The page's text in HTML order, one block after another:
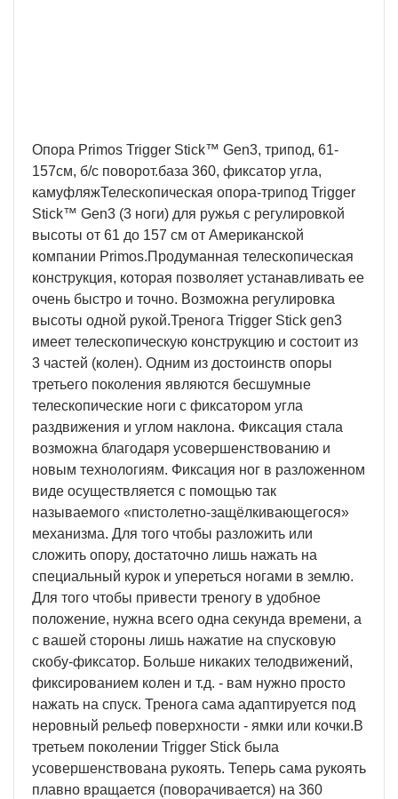
Опора Primos Trigger Stick™ Gen3, трипод, 61-
157см, б/с поворот.база 360, фиксатор угла,
камуфляжТелескопическая опора-трипод Trigger
Stick™ Gen3 (3 ноги) для ружья с регулировкой
высоты от 61 до 157 см от Американской
компании Primos.Продуманная телескопическая
конструкция, которая позволяет устанавливать ее
очень быстро и точно. Возможна регулировка
высоты одной рукой.Тренога Trigger Stick gen3
имеет телескопическую конструкцию и состоит из
3 частей (колен). Одним из достоинств опоры
третьего поколения являются бесшумные
телескопические ноги с фиксатором угла
раздвижения и углом наклона. Фиксация стала
возможна благодаря усовершенствованию и
новым технологиям. Фиксация ног в разложенном
виде осуществляется с помощью так
называемого «пистолетно-защёлкивающегося»
механизма. Для того чтобы разложить или
сложить опору, достаточно лишь нажать на
специальный курок и упереться ногами в землю.
Для того чтобы привести треногу в удобное
положение, нужна всего одна секунда времени, а
с вашей стороны лишь нажатие на спусковую
скобу-фиксатор. Больше никаких телодвижений,
фиксированием колен и т.д. - вам нужно просто
нажать на спуск. Тренога сама адаптируется под
неровный рельеф поверхности - ямки или кочки.В
третьем поколении Trigger Stick была
усовершенствована рукоять. Теперь сама рукоять
плавно вращается (поворачивается) на 360